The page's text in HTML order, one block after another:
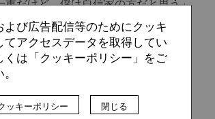
だけど、僕は自信家の方だと思う」
いう。「僕はヘディングが大嫌いな
よび広告配信等のためにクッキ
てアクセスデータを取得してい
くは「クッキーポリシー」をご
ッキーポリシー 閉じる